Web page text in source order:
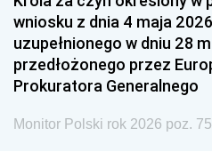
1936 1930
wniosku z dnia 4 maja
uzupełnionego w dniu 28
przedłożonego przez
Prokuratora Generalnego
Monitor Polski rok 2026 poz.